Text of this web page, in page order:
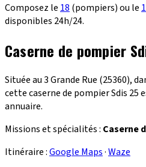
Composez le 18 (pompiers) ou le
disponibles 24h/24.
Caserne de pompier
Située au 3 Grande Rue (25360),
cette caserne de pompier Sdis 25
annuaire.
Missions et spécialités : Caserne
Itinéraire :Google Maps·Waze